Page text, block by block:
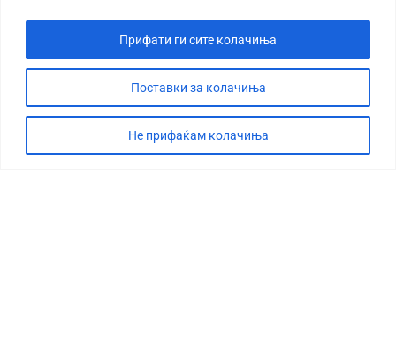
Поставки за колачиња
Не прифаќам колачиња
Прифати ги сите колачиња